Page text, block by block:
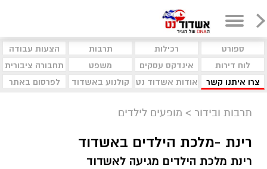
ספורט רכילות תרבות
הצעות עבודה
לוח דירות
אינדקס עסקים משפט
תחבורה ציבורית
צרו איתנו קשר
אודות אשדוד נט קולנוע באשדוד לפרסום באתר
תרבות ובידור > מופעים לילדים
רינת -מלכת הילדים באשדוד
רינת מלכת הילדים מגיעה לאשדוד